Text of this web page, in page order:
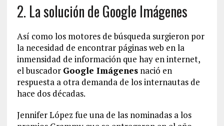
2. La solución de Google Imágenes
Así como los motores de búsqueda surgieron por
la necesidad de encontrar páginas web en la
inmensidad de información que hay en internet,
el buscador Google Imágenesnació en
respuesta a otra demanda de los internautas de
hace dos décadas.
Jennifer López fue una de las nominadas a los